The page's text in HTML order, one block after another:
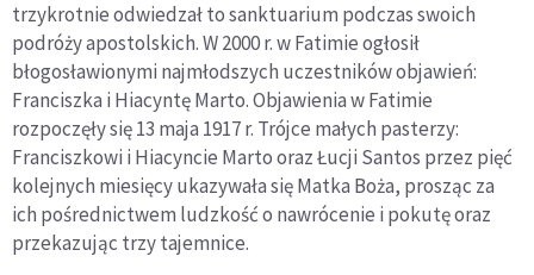
trzykrotnie odwiedzał to sanktuarium podczas swoich
podróży apostolskich. W 2000 r. w Fatimie ogłosił
błogosławionymi najmłodszych uczestników objawień:
Franciszka i Hiacyntę Marto. Objawienia w Fatimie
rozpoczęły się 13 maja 1917 r. Trójce małych pasterzy:
Franciszkowi i Hiacyncie Marto oraz Łucji Santos przez pięć
kolejnych miesięcy ukazywała się Matka Boża, prosząc za
ich pośrednictwem ludzkość o nawrócenie i pokutę oraz
przekazując trzy tajemnice.